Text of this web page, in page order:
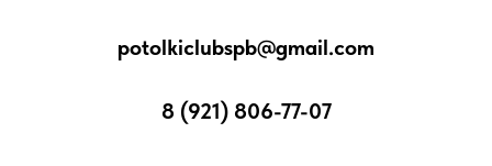
potolkiclubspb@gmail.com
8 (921) 806-77-07